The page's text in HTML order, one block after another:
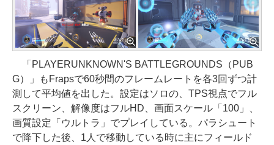
「PLAYERUNKNOWN'S BATTLEGROUNDS（PUB
G）」もFrapsで60秒間のフレームレートを各3回ずつ計
測して平均値を出した。設定はソロの、TPS視点でフル
スクリーン、解像度はフルHD、画面スケール「100」、
画質設定「ウルトラ」でプレイしている。パラシュート
で降下した後、1人で移動している時に主にフィールド